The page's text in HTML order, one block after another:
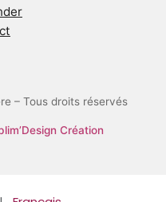
– Tous droits réservés
Création